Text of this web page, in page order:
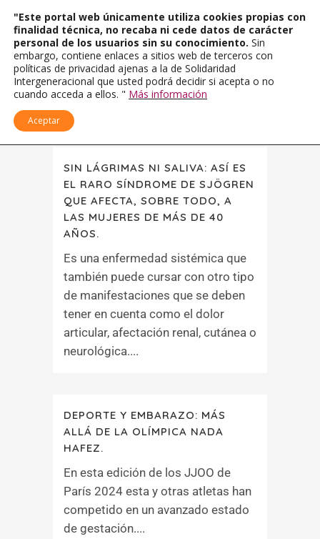
SIN LÁGRIMAS NI SALIVA: ASÍ ES
EL RARO SÍNDROME DE SJÖGREN
QUE AFECTA, SOBRE TODO, A
LAS MUJERES DE MÁS DE 40
AÑOS.
Es una enfermedad sistémica que
también puede cursar con otro tipo
de manifestaciones que se deben
tener en cuenta como el dolor
articular, afectación renal, cutánea o
neurológica....
DEPORTE Y EMBARAZO: MÁS
ALLÁ DE LA OLÍMPICA NADA
HAFEZ.
En esta edición de los JJOO de
París 2024 esta y otras atletas han
competido en un avanzado estado
de gestación....
"Este portal web únicamente utiliza cookies propias con
finalidad técnica, no recaba ni cede datos de carácter
personal de los usuarios sin su conocimiento. Sin
embargo, contiene enlaces a sitios web de terceros con
políticas de privacidad ajenas a la de Solidaridad
Intergeneracional que usted podrá decidir si acepta o no
cuando acceda a ellos. " Más información
Aceptar